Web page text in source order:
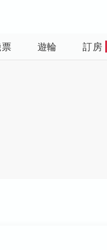
遊輪 訂房